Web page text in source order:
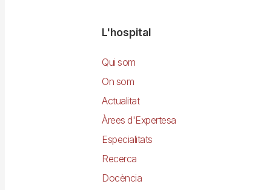
NavegacióL'hospital
Qui som
On som
Actualitat
Àrees d'Expertesa
Especialitats
Recerca
Docència